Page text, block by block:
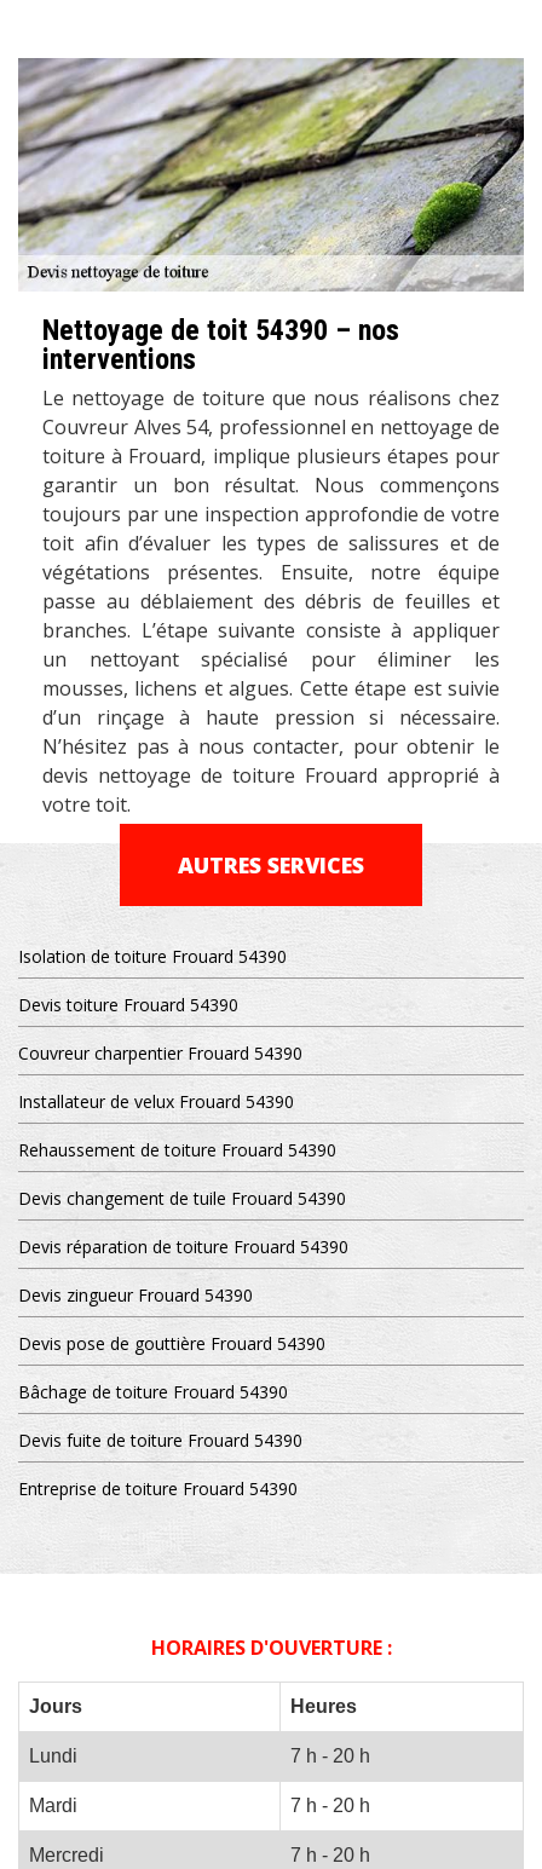
Nettoyage de toit 54390 – nos
interventions
Le nettoyage de toiture que nous réalisons chez
Couvreur Alves 54, professionnel en nettoyage de
toiture à Frouard, implique plusieurs étapes pour
garantir un bon résultat. Nous commençons
toujours par une inspection approfondie de votre
toit afin d’évaluer les types de salissures et de
végétations présentes. Ensuite, notre équipe
passe au déblaiement des débris de feuilles et
branches. L’étape suivante consiste à appliquer
un nettoyant spécialisé pour éliminer les
mousses, lichens et algues. Cette étape est suivie
d’un rinçage à haute pression si nécessaire.
N’hésitez pas à nous contacter, pour obtenir le
devis nettoyage de toiture Frouard approprié à
votre toit.
AUTRES SERVICES
Isolation de toiture Frouard 54390
Devis toiture Frouard 54390
Couvreur charpentier Frouard 54390
Installateur de velux Frouard 54390
Rehaussement de toiture Frouard 54390
Devis changement de tuile Frouard 54390
Devis réparation de toiture Frouard 54390
Devis zingueur Frouard 54390
Devis pose de gouttière Frouard 54390
Bâchage de toiture Frouard 54390
Devis fuite de toiture Frouard 54390
Entreprise de toiture Frouard 54390
HORAIRES D'OUVERTURE :
Jours Heures
Lundi 7 h - 20 h
Mardi 7 h - 20 h
Mercredi 7 h - 20 h